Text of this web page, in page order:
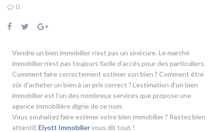
0
Vendre un bien immobilier n’est pas un sinécure. Le marché
immobilier n’est pas toujours facile d’accès pour des particuliers.
Comment faire correctement estimer son bien ? Comment être
sûr d’acheter un bien à un prix correct ? L’estimation d’un bien
immobilier est l’un des nombreux services que propose une
agence immobilière digne de ce nom.
Vous souhaitez faire estimer votre bien immobilier ? Restez bien
attentif, Elyott Immobiliervous dit tout !